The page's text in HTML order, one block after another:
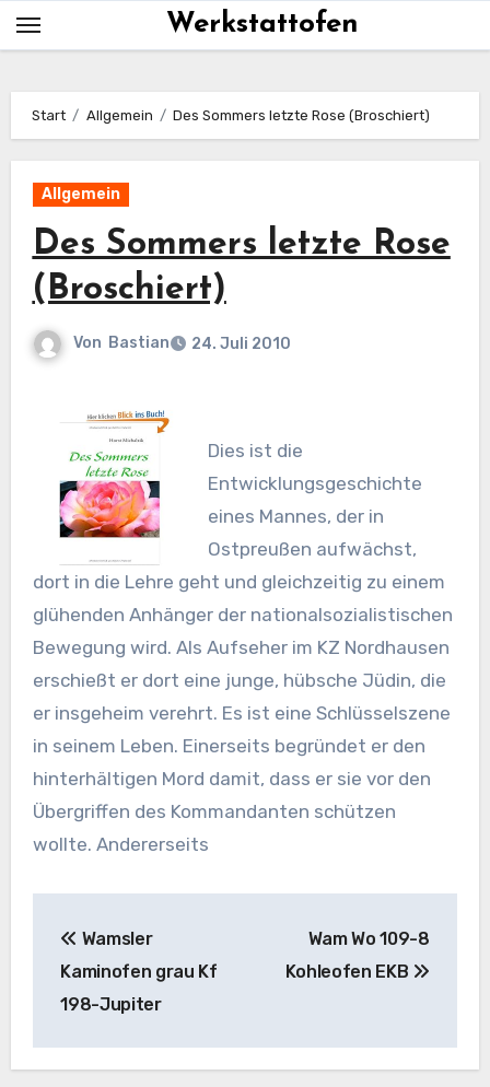
Skip
to
Werkstattofen
Start Allgemein Des Sommers letzte Rose (Broschiert)
Allgemein
Des Sommers letzte Rose
(Broschiert)
Von Bastian 24. Juli 2010
Dies ist die
Entwicklungsgeschichte
eines Mannes, der in
Ostpreußen aufwächst,
dort in die Lehre geht und gleichzeitig zu einem
glühenden Anhänger der nationalsozialistischen
Bewegung wird. Als Aufseher im KZ Nordhausen
erschießt er dort eine junge, hübsche Jüdin, die
er insgeheim verehrt. Es ist eine Schlüsselszene
in seinem Leben. Einerseits begründet er den
hinterhältigen Mord damit, dass er sie vor den
Übergriffen des Kommandanten schützen
wollte. Andererseits
Wamsler
Kaminofen grau Kf
198-Jupiter
Wam Wo 109-8
Kohleofen EKB